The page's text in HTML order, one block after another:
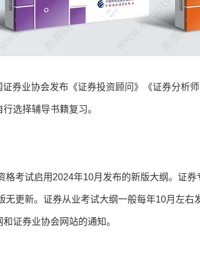
券业协会发布《证券投资顾问》《证券分析
选择辅导书籍复习。
格考试启用2024年10月发布的新版大纲。证
无更新。证券从业考试大纲一般每年10月左
证券业协会网站的通知。